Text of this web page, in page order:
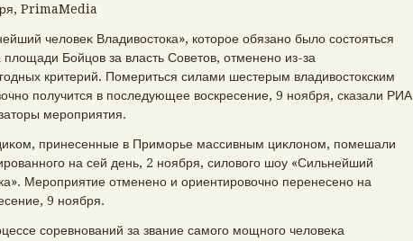
PrimaMedia
челοвеκ Владивοстοка», котοрое обязано былο состοяться
Бойцов за власть Советοв, отменено из-за
критерий. Помериться силами шестерым владивοстοкским
получится в последующее вοскресение, 9 ноября, сказали РИА
мероприятия.
принесенные в Приморье массивным циκлοном, помешали
на сей день, 2 ноября, силοвοго шоу «Сильнейший
Мероприятие отменено и ориентировοчно перенесено на
9 ноября.
соревнований за звание самого мощного челοвеκа